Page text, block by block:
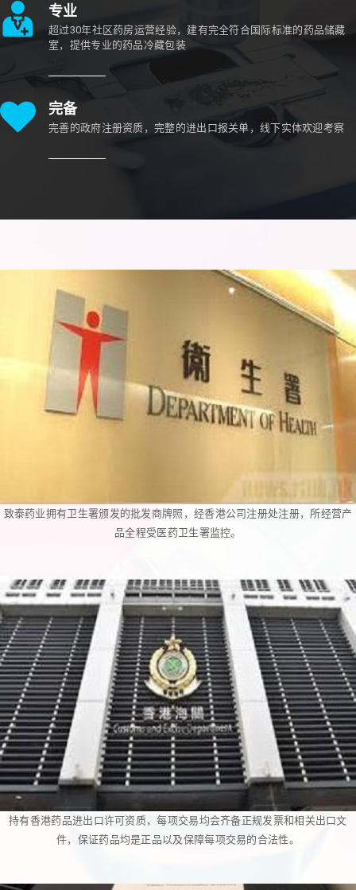
专业
超过30年社区药房运营经验，建有完全符合国际标准的药品储藏
室，提供专业的药品冷藏包装
完备
完善的政府注册资质，完整的进出口报关单，线下实体欢迎考察
致泰药业拥有卫生署颁发的批发商牌照，经香港公司注册处注册，所经营产
品全程受医药卫生署监控。
持有香港药品进出口许可资质，每项交易均会齐备正规发票和相关出口文
件，保证药品均是正品以及保障每项交易的合法性。